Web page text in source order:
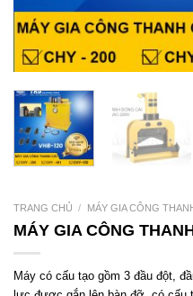
TRANG CHỦ / MÁY GIA CÔNG
MÁY GIA CÔNG
Máy có cấu tạo gồm 3 đầu đột,